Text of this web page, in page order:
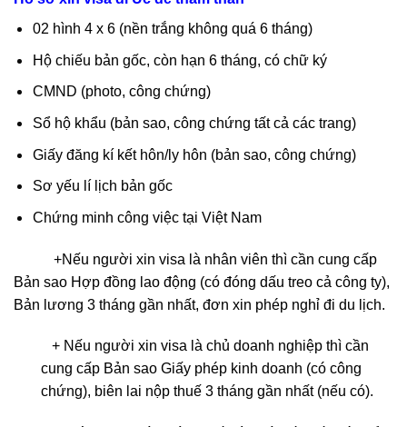
02 hình 4 x 6 (nền trắng không quá 6 tháng)
Hộ chiếu bản gốc, còn hạn 6 tháng, có chữ ký
CMND (photo, công chứng)
Sổ hộ khẩu (bản sao, công chứng tất cả các trang)
Giấy đăng kí kết hôn/ly hôn (bản sao, công chứng)
Sơ yếu lí lịch bản gốc
Chứng minh công việc tại Việt Nam
+Nếu người xin visa là nhân viên thì cần cung cấp
Bản sao Hợp đồng lao động (có đóng dấu treo cả công ty),
Bản lương 3 tháng gần nhất, đơn xin phép nghỉ đi du lịch.
+ Nếu người xin visa là chủ doanh nghiệp thì cần
cung cấp Bản sao Giấy phép kinh doanh (có công
chứng), biên lai nộp thuế 3 tháng gần nhất (nếu có).